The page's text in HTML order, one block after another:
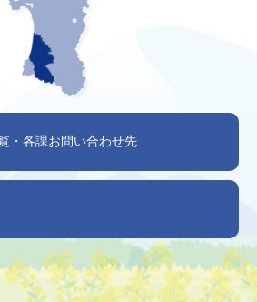
・各課お問い合わせ先